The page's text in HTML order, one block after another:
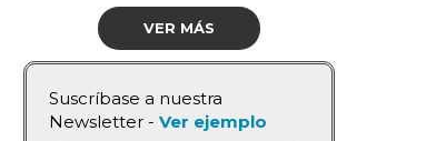
VER MÁS
Suscríbase a nuestra
Newsletter - Ver ejemplo